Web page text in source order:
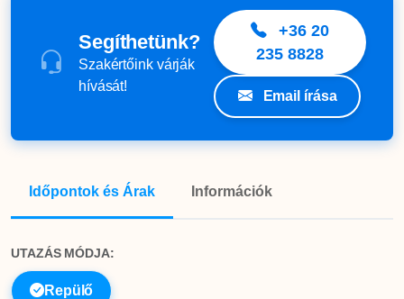
Segíthetünk?
Szakértőink várják
hívását!
+36 20
235 8828
Email írása
Időpontok és Árak Információk
UTAZÁS MÓDJA:
Repülő